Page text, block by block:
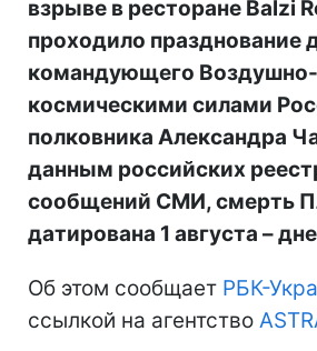
взрыве в ресторане Balzi
проходило празднование
командующего Воздушно-
космическими силами
полковника Александра
данным российских
сообщений СМИ, смерть
датирована 1 августа –
Об этом сообщает РБК-
ссылкой на агентство